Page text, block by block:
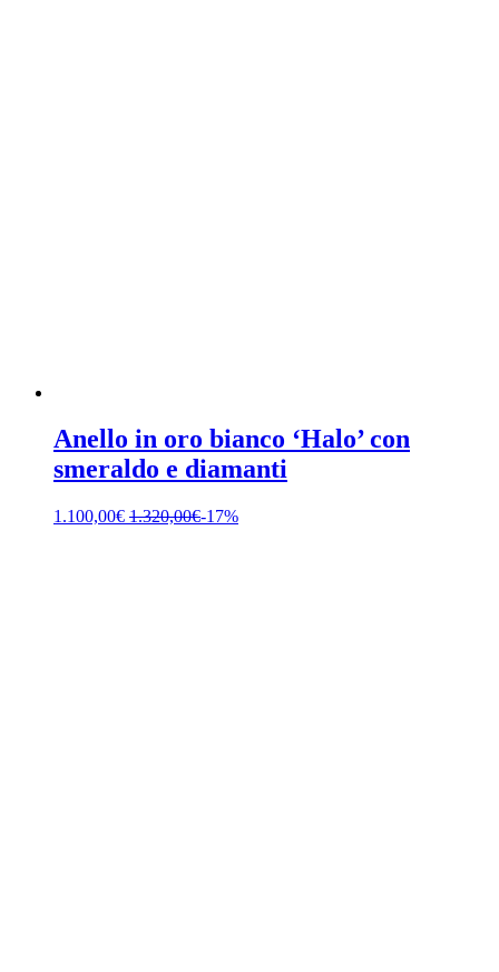
Anello in oro bianco ‘Halo’ con
smeraldo e diamanti
1.100,00€ 1.320,00€-17%